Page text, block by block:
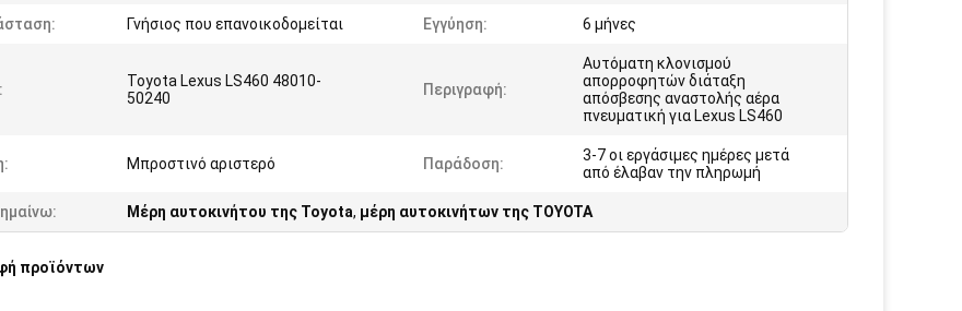
Γνήσιος που επανοικοδομείται Εγγύηση: 6 μήνες
Toyota Lexus LS460 48010-
50240
Περιγραφή:
Αυτόματη κλονισμού
απορροφητών διάταξη
απόσβεσης αναστολής αέρα
πνευματική για Lexus LS460
Μπροστινό αριστερό Παράδοση:
3-7 οι εργάσιμες ημέρες μετά
από έλαβαν την πληρωμή
Μέρη αυτοκινήτου της Toyota, μέρη αυτοκινήτων της TOYOTA
προϊόντων